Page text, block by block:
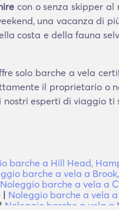
con o senza skipper al
una vacanza di
costa e della fauna
solo barche a vela
il proprietario o
esperti di viaggio
barche a Hill Head,
barche a vela a
Noleggio barche a vela a
| Noleggio barche a vela
| Noleggio barche a vela a